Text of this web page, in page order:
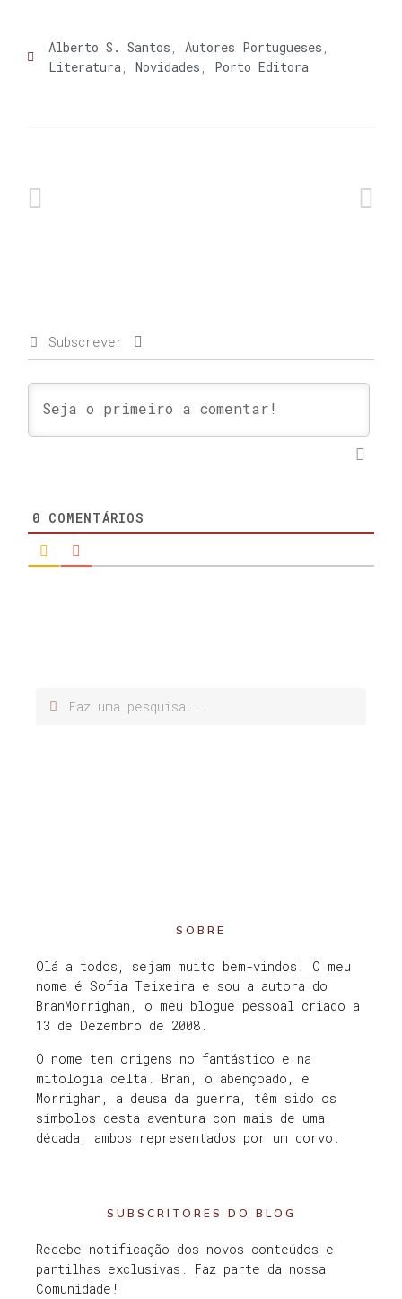
Alberto S. Santos , Autores Portugueses ,
Literatura, Novidades , Porto Editora
Subscrever
0 COMENTÁRIOS
SOBRE
Olá a todos, sejam muito bem-vindos! O meu
nome é Sofia Teixeira e sou a autora do
BranMorrighan, o meu blogue pessoal criado a
13 de Dezembro de 2008.
O nome tem origens no fantástico e na
mitologia celta. Bran, o abençoado, e
Morrighan, a deusa da guerra, têm sido os
símbolos desta aventura com mais de uma
década, ambos representados por um corvo.
SUBSCRITORES DO BLOG
Recebe notificação dos novos conteúdos e
partilhas exclusivas. Faz parte da nossa
Comunidade!